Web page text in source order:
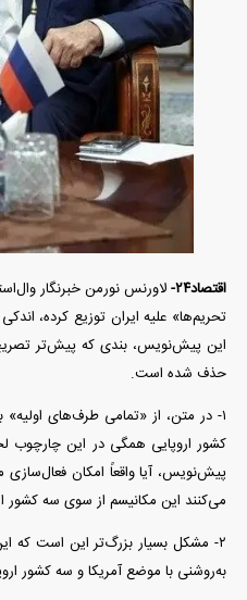
اقتصاد۲۴-
لاورنس نورمن خبرنگار
حذف شده است.
۱- در متن، از «تمامی طرف‌های
کشور اروپایی همگی در این
پیش‌نویس، آیا واقعاً امکان
می‌کنند این مکانیسم از سوی سه کشور
۲- مشکل بسیار بزرگ‌تر این است که
به‌روشنی با موضع آمریکا و سه کشور
قیمت خودرو وارد فاز جدید شد/ اولین
واکنش بازار به تحولات سیاسی + جدول
پهپاد رهگیر یا موشک پدافند؛ قدرت تهدید
کدامیک بیشتر است؟